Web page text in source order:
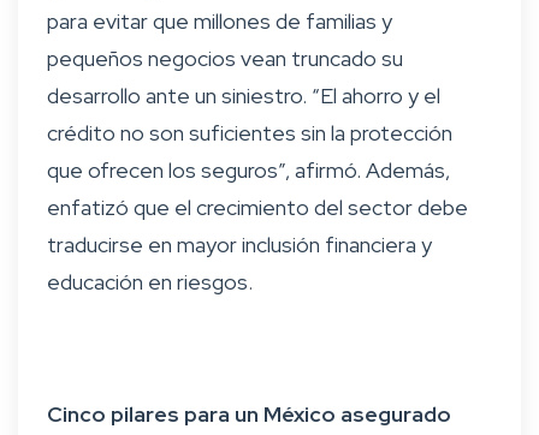
para evitar que millones de familias y
pequeños negocios vean truncado su
desarrollo ante un siniestro. “El ahorro y el
crédito no son suficientes sin la protección
que ofrecen los seguros”, afirmó. Además,
enfatizó que el crecimiento del sector debe
traducirse en mayor inclusión financiera y
educación en riesgos.
Cinco pilares para un México asegurado